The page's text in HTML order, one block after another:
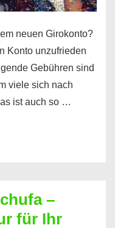
neuen Girokonto?
Konto unzufrieden
Gebühren sind
viele sich nach
ist auch so …
–
für Ihr